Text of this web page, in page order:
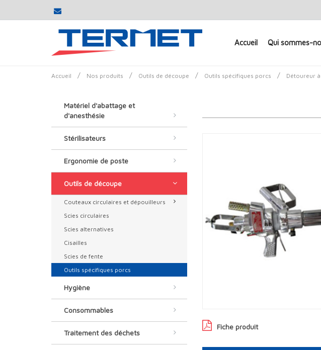
Accueil Qui sommes-
Accueil / Nos produits / Outils de découpe / Outils spécifiques porcs / Détoureur
Fiche produit
Matériel d'abattage et
d'anesthésie
Stérilisateurs
Ergonomie de poste
Outils de découpe
Couteaux circulaires et dépouilleurs
Scies circulaires
Scies alternatives
Cisailles
Scies de fente
Outils spécifiques porcs
Hygiène
Consommables
Traitement des déchets